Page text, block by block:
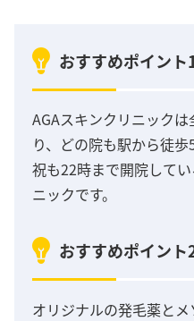
おすすめポイント
AGAスキンクリニック
り、どの院も駅から徒
祝も22時まで開院して
ニックです。
おすすめポイント
オリジナルの発毛薬と